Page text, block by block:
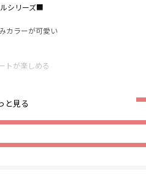
シリーズ■
カラーが可愛い
トが楽しめる
グデザインが
たコーディネートや
せたコーディネート
と見る